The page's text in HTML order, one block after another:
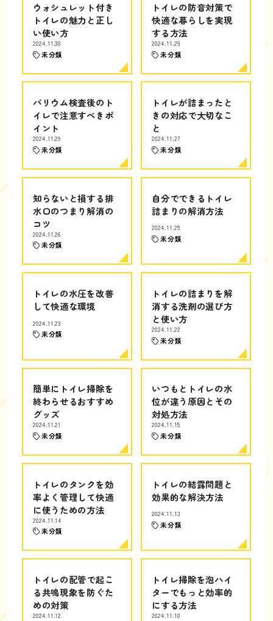
ウォシュレット付き
トイレの魅力と正し
い使い方
2024.11.30
未分類
トイレの防音対策で
快適な暮らしを実現
する方法
2024.11.29
未分類
バリウム検査後のト
イレで注意すべきポ
イント
2024.11.29
未分類
トイレが詰まったと
きの対応で大切なこ
と
2024.11.27
未分類
知らないと損する排
水口のつまり解消の
コツ
2024.11.26
未分類
自分でできるトイレ
詰まりの解消方法
2024.11.25
未分類
トイレの水圧を改善
して快適な環境
2024.11.23
未分類
トイレの詰まりを解
消する洗剤の選び方
と使い方
2024.11.22
未分類
簡単にトイレ掃除を
終わらせるおすすめ
グッズ
2024.11.21
未分類
いつもとトイレの水
位が違う原因とその
対処方法
2024.11.15
未分類
トイレのタンクを効
率よく管理して快適
に使うための方法
2024.11.14
未分類
トイレの結露問題と
効果的な解決方法
2024.11.13
未分類
トイレの配管で起こ
る共鳴現象を防ぐた
めの対策
2024.11.12
トイレ掃除を泡ハイ
ターでもっと効率的
にする方法
2024.11.10